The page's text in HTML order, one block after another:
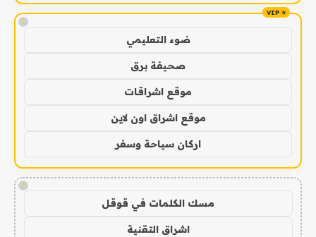
!
ضوء التعليمي
صحيفة برق
موقع اشراقات
موقع اشراق اون لاين
اركان سياحة وسفر
!
مسك الكلمات في قوقل
اشراق التقنية